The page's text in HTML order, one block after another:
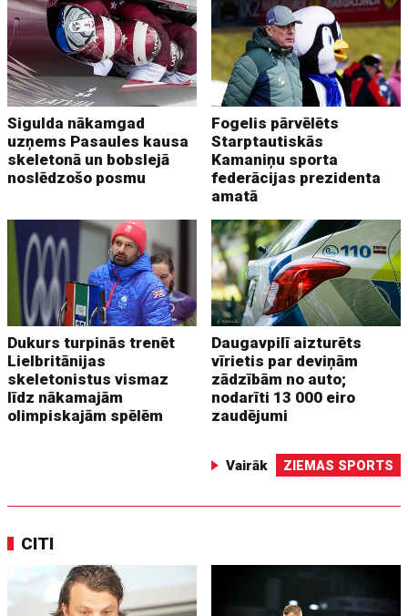
Sigulda nākamgad
uzņems Pasaules kausa
skeletonā un bobslejā
noslēdzošo posmu
Fogelis pārvēlēts
Starptautiskās
Kamaniņu sporta
federācijas prezidenta
amatā
Dukurs turpinās trenēt
Lielbritānijas
skeletonistus vismaz
līdz nākamajām
olimpiskajām spēlēm
Daugavpilī aizturēts
vīrietis par deviņām
zādzībām no auto;
nodarīti 13 000 eiro
zaudējumi
Vairāk ZIEMAS SPORTS
CITI